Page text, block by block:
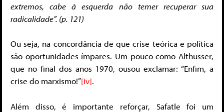
extremos, cabe à esquerda não temer recuperar sua
radicalidade”. (p. 121)
Ou seja, na concordância de que crise teórica e política
são oportunidades ímpares. Um pouco como Althusser,
que no final dos anos 1970, ousou exclamar: “Enfim, a
crise do marxismo!”[iv].
Além disso, é importante reforçar, Safatle foi um